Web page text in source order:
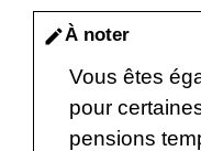
editÀ noter
Vous êtes
pour
pensions